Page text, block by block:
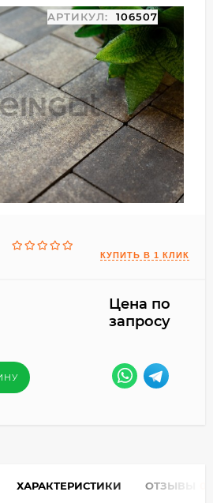
АРТИКУЛ: 106507
Цена по
запросу
ХАРАКТЕРИСТИКИ ОТЗЫВЫ